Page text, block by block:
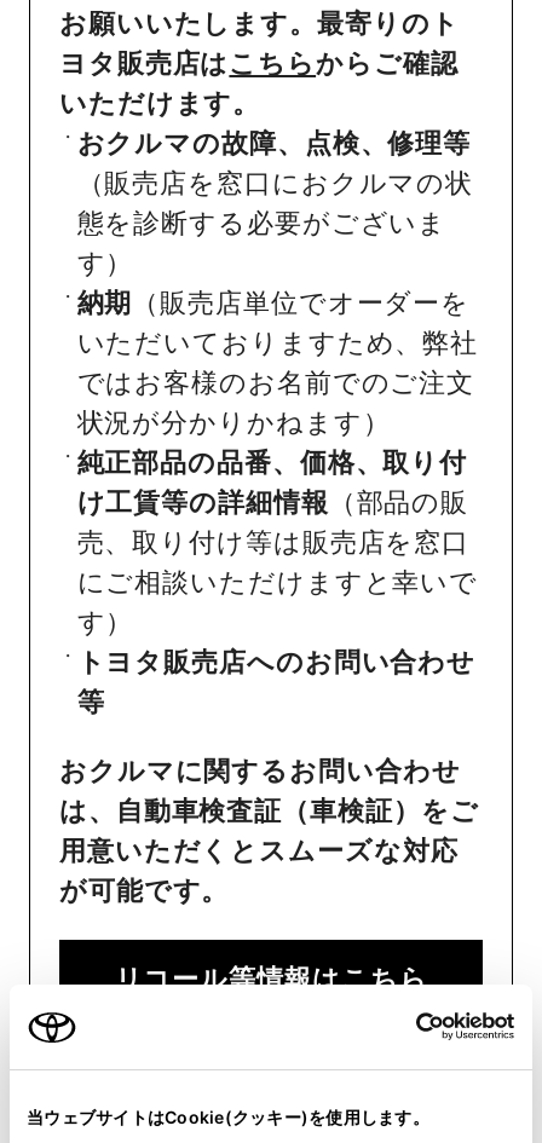
当ウェブサイトはCookie(クッキー)を使用します。
お願いいたします。最寄りのト
ヨタ販売店はこちら からご確認
いただけます。
おクルマの故障、点検、修理等
（販売店を窓口におクルマの状
態を診断する必要がございま
す）
納期
（販売店単位でオーダーを
いただいておりますため、弊社
ではお客様のお名前でのご注文
状況が分かりかねます）
純正部品の品番、価格、取り付
け工賃等の詳細情報 （部品の販
売、取り付け等は販売店を窓口
にご相談いただけますと幸いで
す）
トヨタ販売店へのお問い合わせ
等
おクルマに関するお問い合わせ
は、自動車検査証（車検証）をご
用意いただくとスムーズな対応
が可能です。
リコール等情報はこちら